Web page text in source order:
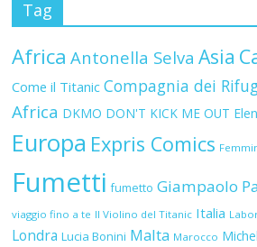
Tag
Africa Antonella Selva Asia
Come il Titanic Compagnia dei
Africa DKMO DON'T KICK ME OUT
Europa Expris Comics
Fumetti fumetto Giampaolo
viaggio fino a te Il Violino del Titanic Italia
Londra Lucia Bonini Malta Marocco